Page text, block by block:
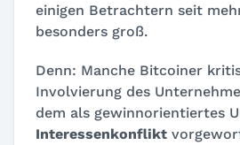
einigen Betrachtern seit
besonders groß.
Denn: Manche Bitcoiner
Involvierung des
dem als gewinnorientiertes
Interessenkonflikt